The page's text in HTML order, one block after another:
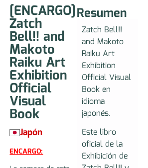
[ENCARGO]
Zatch
Bell!! and
Makoto
Raiku Art
Exhibition
Official
Visual
Book
Japón
ENCARGO:
Resumen
Zatch Bell!!
and Makoto
Raiku Art
Exhibition
Official Visual
Book en
idioma
japonés.
Este libro
oficial de la
Exhibición de